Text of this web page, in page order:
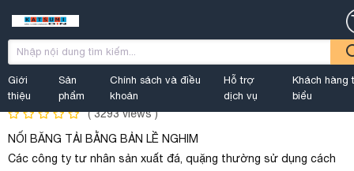
Giới
thiệu
Sản
phẩm
Chính sách và điều
khoản
Hỗ trợ
dịch vụ
Khách hàng
biểu
Home SỰ CỐ BĂNG TẢI
NỐI BẰNG BẢN LỀ GHIM
by SỰ CỐ BĂNG TẢI Status: Available
(3293views )
NỐI BĂNG TẢI BẰNG BẢN LỀ NGHIM
Các công ty tư nhân sản xuất đá, quặng thường sử dụng cách